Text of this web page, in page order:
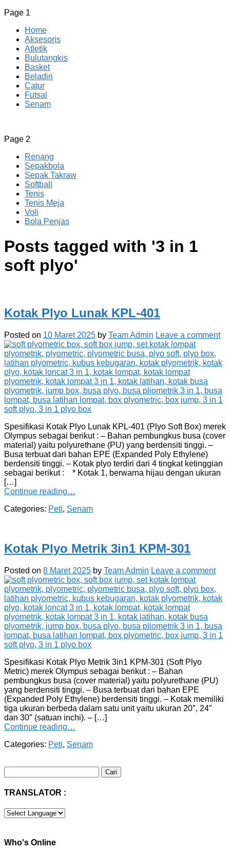
Page 1
Home
Aksesoris
Atletik
Bulutangkis
Basket
Beladiri
Catur
Futsal
Senam
CV JAYA BERSAMA Co Id
Menyediakan Semua Perlengkapan Olahraga Yang
Page 2
Renang
Sepakbola
Sepak Takraw
Softball
Tenis
Tenis Meja
Voli
Bola Penjas
Posts tagged with '3 in 1
soft plyo'
Kotak Plyo Lunak KPL-401
Posted on 10 Maret 2025 by Team Admin Leave a comment
Spesifikasi Kotak Plyo Lunak KPL-401 (Plyo Soft Box) merek
Olympus sebagai berikut : – Bahan pembungkus busa (cover
material) yaitu polyurethane (PU) yang berdensiti tinggi. –
Busa terbuat dari bahan EPE (Expanded Poly Ethylene)
berdensiti tinggi. – Kotak plyo terdiri dari 4 tingkat ketinggian
sebagai berikut : * Kotak 1, berwarna hijau dengan ukuran
[…]
Continue reading…
Categories: Peti, Senam
Kotak Plyo Metrik 3in1 KPM-301
Posted on 8 Maret 2025 by Team Admin Leave a comment
Spesifikasi Kotak Plyo Metrik 3in1 KPM-301 (Soft Plyo
Metric) merek Olympus sebagai berikut : – Bahan
pembungkus busa (cover material) yaitu polyurethane (PU)
yang berdensiti tinggi. – Busa terbuat dari bahan EPE
(Expanded Poly Ethylene) berdensiti tinggi. – Kotak memiliki
tiga ukuran berbeda dalam satu unit yaitu ukuran 20″, 24″
dan 30″ (satuan inchi). – […]
Continue reading…
Categories: Peti, Senam
untuk:
TRANSLATOR :
Who's Online